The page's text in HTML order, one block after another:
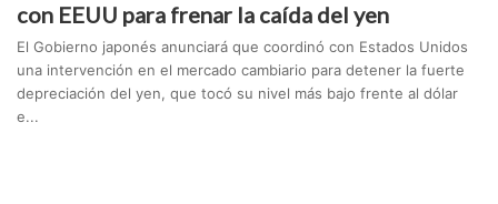
con EEUU para frenar la caída del yen
El Gobierno japonés anunciará que coordinó con Estados Unidos
una intervención en el mercado cambiario para detener la fuerte
depreciación del yen, que tocó su nivel más bajo frente al dólar
e...